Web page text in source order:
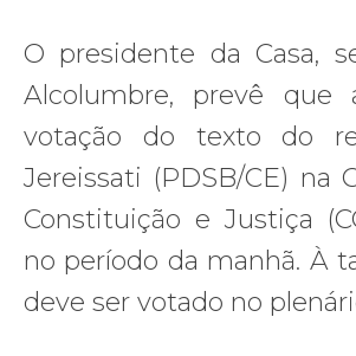
O presidente da Casa,
Alcolumbre, prevê que
votação do texto do
Jereissati (PDSB/CE) na
Constituição e Justiça
no período da manhã. À
deve ser votado no